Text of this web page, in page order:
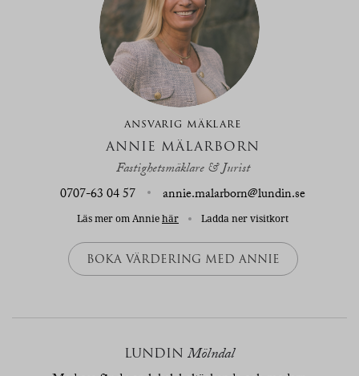
ANSVARIG MÄKLARE
ANNIE MÄLARBORN
Fastighetsmäklare & Jurist
0707-63 04 57
annie.malarborn@lundin.se
Läs mer om Anniehär Ladda ner visitkort
BOKA VÄRDERING MED ANNIE
LUNDIN Mölndal